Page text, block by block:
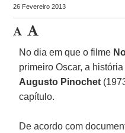
26 Fevereiro 2013
No dia em que o filme
primeiro Oscar, a
Augusto Pinochet
capítulo.
De acordo com